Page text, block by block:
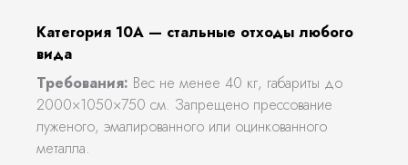
Категория 10А — стальные отходы любого
вида
Требования: Вес не менее 40 кг, габариты до
2000×1050×750 см. Запрещено прессование
луженого, эмалированного или оцинкованного
металла.